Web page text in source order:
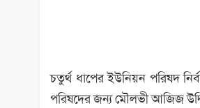
চতুর্থ ধাপের ইউনিয়ন পরিষদ
পরিষদের জন্য মৌলভী আজিজ